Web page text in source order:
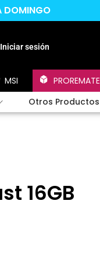
DOMINGO
Iniciar sesión
MSI PROREMATE
Otros Productos
16GB